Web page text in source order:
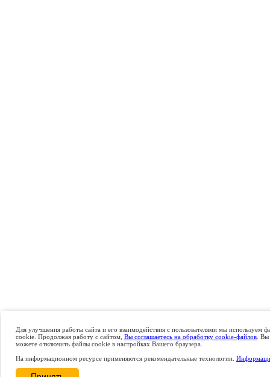
Для улучшения работы сайта и его взаимодействия с пользователями мы используем
cookie. Продолжая работу с сайтом, Вы соглашаетесь на обработку cookie-файлов .
можете отключить файлы cookie в настройках Вашего браузера.
На информационном ресурсе применяются рекомендательные технологии.